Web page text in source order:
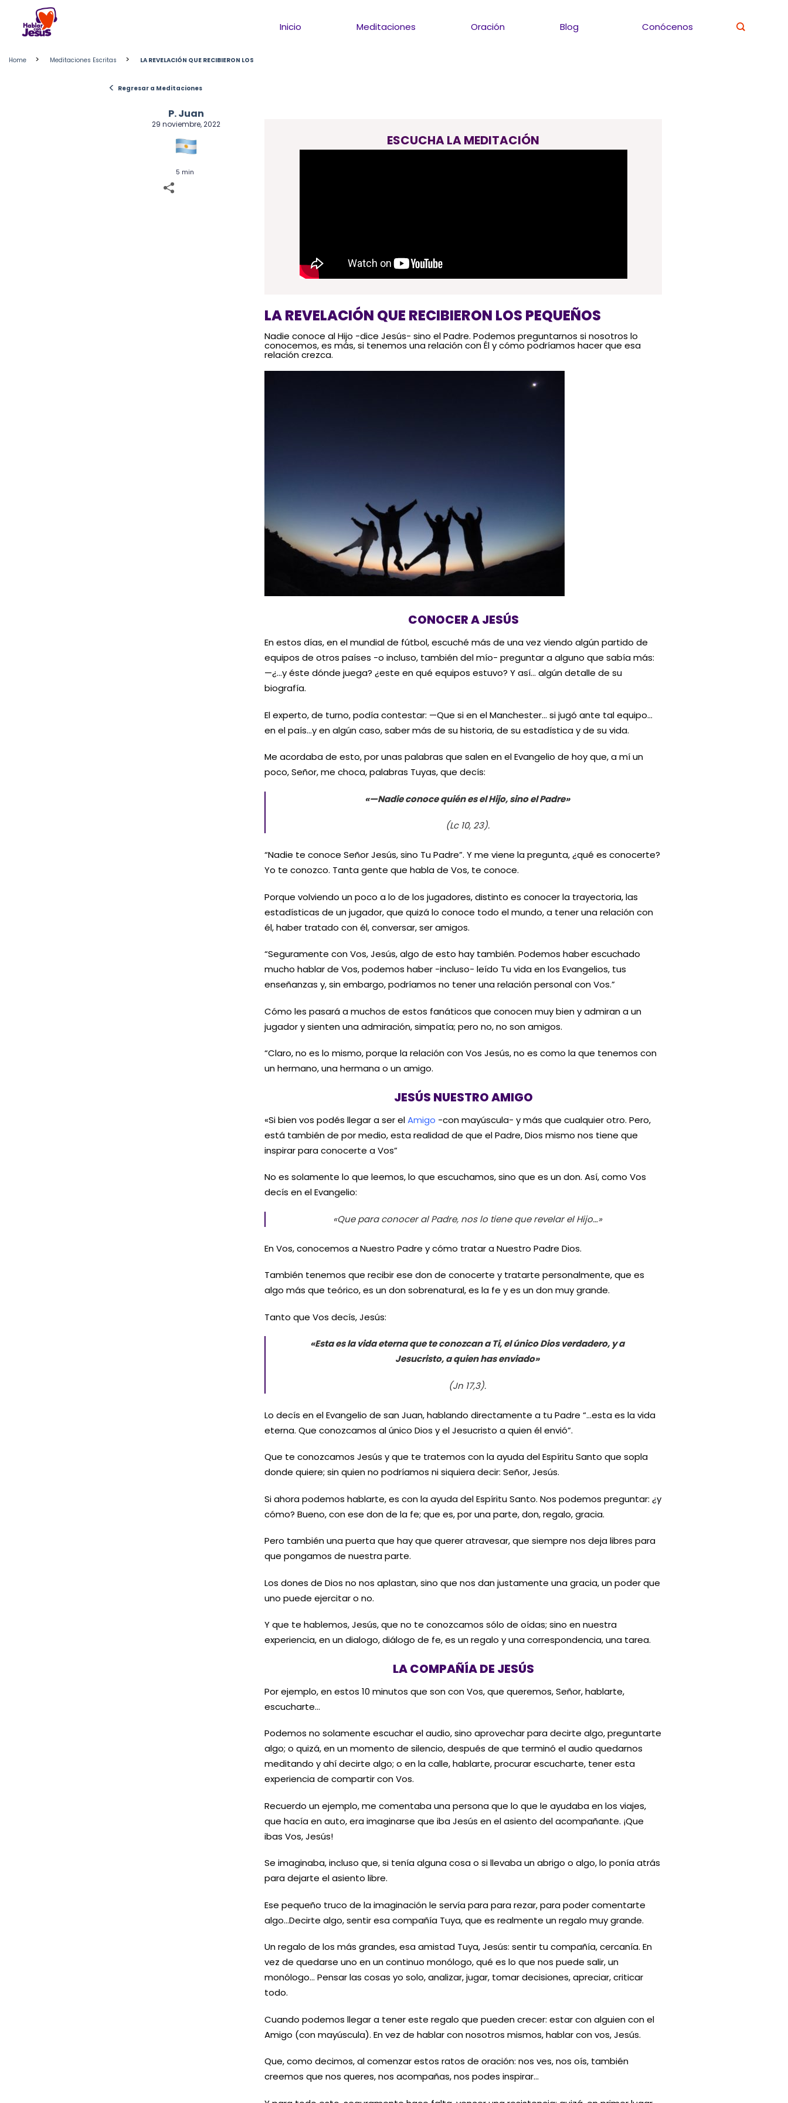
content
Inicio Meditaciones Oración Blog Conócenos
Home > Meditaciones Escritas > LA REVELACIÓN QUE RECIBIERON LOS
< Regresar a Meditaciones
P. Juan
29 noviembre, 2022
5 min
ESCUCHA LA MEDITACIÓN
LA REVELACIÓN QUE RECIBIERON LOS PEQUEÑOS
Nadie conoce al Hijo -dice Jesús- sino el Padre. Podemos preguntarnos si nosotros lo
conocemos, es más, si tenemos una relación con Él y cómo podríamos hacer que esa
relación crezca.
CONOCER A JESÚS
En estos días, en el mundial de fútbol, escuché más de una vez viendo algún partido de
equipos de otros países -o incluso, también del mío- preguntar a alguno que sabía más:
—¿…y éste dónde juega? ¿este en qué equipos estuvo? Y así… algún detalle de su
biografía.
El experto, de turno, podía contestar: —Que si en el Manchester… si jugó ante tal equipo…
en el país…y en algún caso, saber más de su historia, de su estadística y de su vida.
Me acordaba de esto, por unas palabras que salen en el Evangelio de hoy que, a mí un
poco, Señor, me choca, palabras Tuyas, que decís:
«—Nadie conoce quién es el Hijo, sino el Padre»
(Lc 10, 23).
“Nadie te conoce Señor Jesús, sino Tu Padre”. Y me viene la pregunta, ¿qué es conocerte?
Yo te conozco. Tanta gente que habla de Vos, te conoce.
Porque volviendo un poco a lo de los jugadores, distinto es conocer la trayectoria, las
estadísticas de un jugador, que quizá lo conoce todo el mundo, a tener una relación con
él, haber tratado con él, conversar, ser amigos.
“Seguramente con Vos, Jesús, algo de esto hay también. Podemos haber escuchado
mucho hablar de Vos, podemos haber -incluso- leído Tu vida en los Evangelios, tus
enseñanzas y, sin embargo, podríamos no tener una relación personal con Vos.”
Cómo les pasará a muchos de estos fanáticos que conocen muy bien y admiran a un
jugador y sienten una admiración, simpatía; pero no, no son amigos.
“Claro, no es lo mismo, porque la relación con Vos Jesús, no es como la que tenemos con
un hermano, una hermana o un amigo.
JESÚS NUESTRO AMIGO
«Si bien vos podés llegar a ser elAmigo -con mayúscula- y más que cualquier otro. Pero,
está también de por medio, esta realidad de que el Padre, Dios mismo nos tiene que
inspirar para conocerte a Vos”
No es solamente lo que leemos, lo que escuchamos, sino que es un don. Así, como Vos
decís en el Evangelio:
«Que para conocer al Padre, nos lo tiene que revelar el Hijo…»
En Vos, conocemos a Nuestro Padre y cómo tratar a Nuestro Padre Dios.
También tenemos que recibir ese don de conocerte y tratarte personalmente, que es
algo más que teórico, es un don sobrenatural, es la fe y es un don muy grande.
Tanto que Vos decís, Jesús:
«Esta es la vida eterna que te conozcan a Ti, el único Dios verdadero, y a
Jesucristo, a quien has enviado»
(Jn 17,3).
Lo decís en el Evangelio de san Juan, hablando directamente a tu Padre “…esta es la vida
eterna. Que conozcamos al único Dios y el Jesucristo a quien él envió”.
Que te conozcamos Jesús y que te tratemos con la ayuda del Espíritu Santo que sopla
donde quiere; sin quien no podríamos ni siquiera decir: Señor, Jesús.
Si ahora podemos hablarte, es con la ayuda del Espíritu Santo. Nos podemos preguntar: ¿y
cómo? Bueno, con ese don de la fe; que es, por una parte, don, regalo, gracia.
Pero también una puerta que hay que querer atravesar, que siempre nos deja libres para
que pongamos de nuestra parte.
Los dones de Dios no nos aplastan, sino que nos dan justamente una gracia, un poder que
uno puede ejercitar o no.
Y que te hablemos, Jesús, que no te conozcamos sólo de oídas; sino en nuestra
experiencia, en un dialogo, diálogo de fe, es un regalo y una correspondencia, una tarea.
LA COMPAÑÍA DE JESÚS
Por ejemplo, en estos 10 minutos que son con Vos, que queremos, Señor, hablarte,
escucharte…
Podemos no solamente escuchar el audio, sino aprovechar para decirte algo, preguntarte
algo; o quizá, en un momento de silencio, después de que terminó el audio quedarnos
meditando y ahí decirte algo; o en la calle, hablarte, procurar escucharte, tener esta
experiencia de compartir con Vos.
Recuerdo un ejemplo, me comentaba una persona que lo que le ayudaba en los viajes,
que hacía en auto, era imaginarse que iba Jesús en el asiento del acompañante. ¡Que
ibas Vos, Jesús!
Se imaginaba, incluso que, si tenía alguna cosa o si llevaba un abrigo o algo, lo ponía atrás
para dejarte el asiento libre.
Ese pequeño truco de la imaginación le servía para para rezar, para poder comentarte
algo…Decirte algo, sentir esa compañía Tuya, que es realmente un regalo muy grande.
Un regalo de los más grandes, esa amistad Tuya, Jesús: sentir tu compañía, cercanía. En
vez de quedarse uno en un continuo monólogo, qué es lo que nos puede salir, un
monólogo… Pensar las cosas yo solo, analizar, jugar, tomar decisiones, apreciar, criticar
todo.
Cuando podemos llegar a tener este regalo que pueden crecer: estar con alguien con el
Amigo (con mayúscula). En vez de hablar con nosotros mismos, hablar con vos, Jesús.
Que, como decimos, al comenzar estos ratos de oración: nos ves, nos oís, también
creemos que nos queres, nos acompañas, nos podes inspirar…